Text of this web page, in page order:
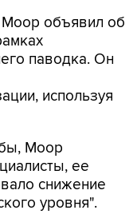
Моор объявил об
паводка. Он
используя
Моор
ее
снижение
уровня".